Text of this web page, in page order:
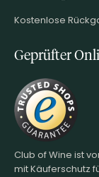
Kostenlose
Geprüfter
Club of Wine ist
mit Käuferschutz